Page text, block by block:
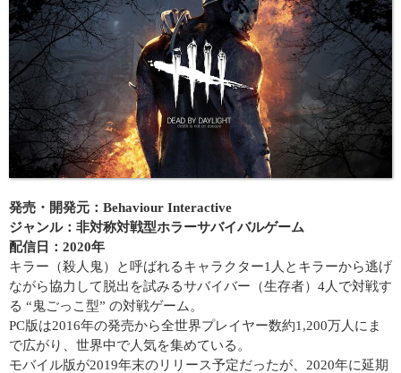
発売・開発元：Behaviour Interactive
ジャンル：非対称対戦型ホラーサバイバルゲーム
配信日：2020年
キラー（殺人鬼）と呼ばれるキャラクター1人とキラーから逃げ
ながら協力して脱出を試みるサバイバー（生存者）4人で対戦す
る “鬼ごっこ型” の対戦ゲーム。
PC版は2016年の発売から全世界プレイヤー数約1,200万人にま
で広がり、世界中で人気を集めている。
モバイル版が2019年末のリリース予定だったが、2020年に延期